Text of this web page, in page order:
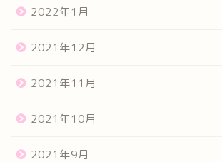
2022年1月
2021年12月
2021年11月
2021年10月
2021年9月